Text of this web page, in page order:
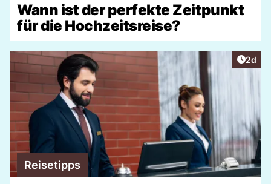
Wann ist der perfekte Zeitpunkt
für die Hochzeitsreise?
2d
Reisetipps